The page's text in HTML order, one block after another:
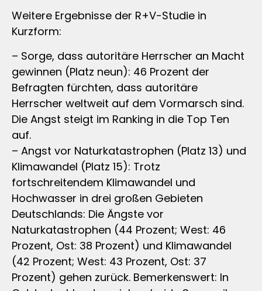
Weitere Ergebnisse der R+V-Studie in
Kurzform:
– Sorge, dass autoritäre Herrscher an Macht
gewinnen (Platz neun): 46 Prozent der
Befragten fürchten, dass autoritäre
Herrscher weltweit auf dem Vormarsch sind.
Die Angst steigt im Ranking in die Top Ten
auf.
– Angst vor Naturkatastrophen (Platz 13) und
Klimawandel (Platz 15): Trotz
fortschreitendem Klimawandel und
Hochwasser in drei großen Gebieten
Deutschlands: Die Ängste vor
Naturkatastrophen (44 Prozent; West: 46
Prozent, Ost: 38 Prozent) und Klimawandel
(42 Prozent; West: 43 Prozent, Ost: 37
Prozent) gehen zurück. Bemerkenswert: In